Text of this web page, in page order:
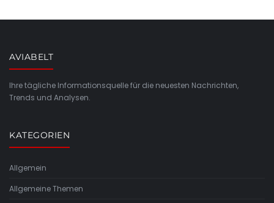
AVIABELT
Ihre tägliche Informationsquelle für die neuesten Nachrichten,
Trends und Analysen.
KATEGORIEN
Allgemein
Allgemeine Themen